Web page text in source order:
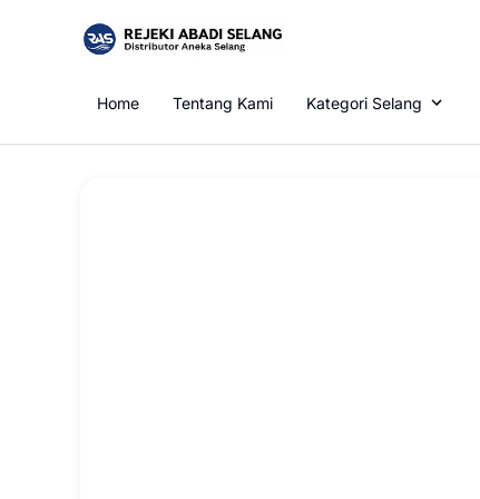
Home Tentang Kami Kategori Selang